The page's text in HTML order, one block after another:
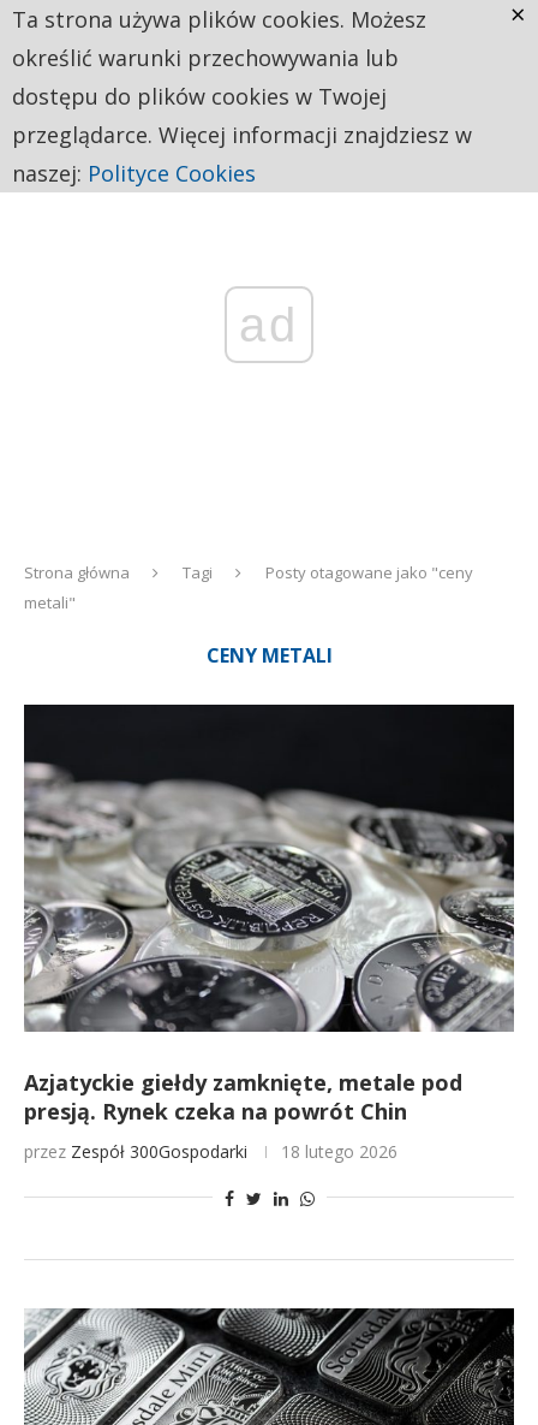
ad
Strona główna Tagi
Posty otagowane jako "ceny
metali"
CENY METALI
Azjatyckie giełdy zamknięte, metale pod
presją. Rynek czeka na powrót Chin
przez Zespół 300Gospodarki 18 lutego 2026
Ta strona używa plików cookies. Możesz
określić warunki przechowywania lub
dostępu do plików cookies w Twojej
przeglądarce. Więcej informacji znajdziesz w
naszej: Polityce Cookies
×